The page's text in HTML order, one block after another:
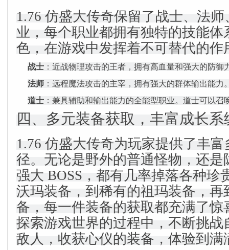
1.76 仿盛大传奇保留了战士、法
业，每个职业都拥有独特的技能体
色，在游戏中发挥着不可替代的作
战士 ：近战物理攻击的王者，拥有高血量和强大的防
法师 ：远程魔法攻击的主宰，拥有强大的群体输出能
道士 ：兼具辅助和输出能力的全能型职业。道士可以
四、多元装备获取，丰富成长
1.76 仿盛大传奇为玩家提供了丰
径。无论是野外的普通怪物，还是
强大 BOSS，都有几率掉落各种珍
沃玛装备，到稀有的祖玛装备，再
备，每一件装备的获取都充满了惊
探索游戏世界的过程中，不断挑战
敌人，收获心仪的装备，体验到满